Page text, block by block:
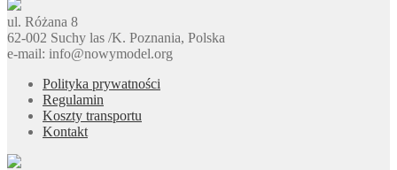
ul. Różana 8
62-002 Suchy las /K. Poznania, Polska
e-mail: info@nowymodel.org
Polityka prywatności
Regulamin
Koszty transportu
Kontakt